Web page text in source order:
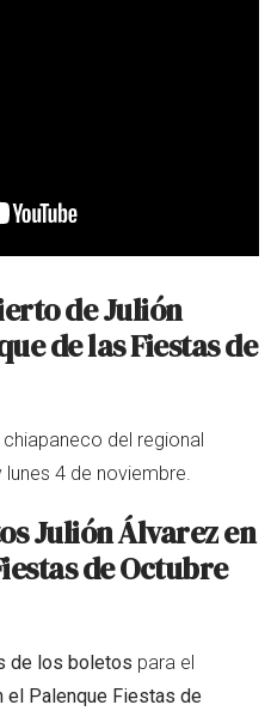
deJulión
de las Fiestas de
del regional
4 de noviembre.
Julión Álvarez en
de Octubre
de los boletos para el
el Palenque Fiestas de